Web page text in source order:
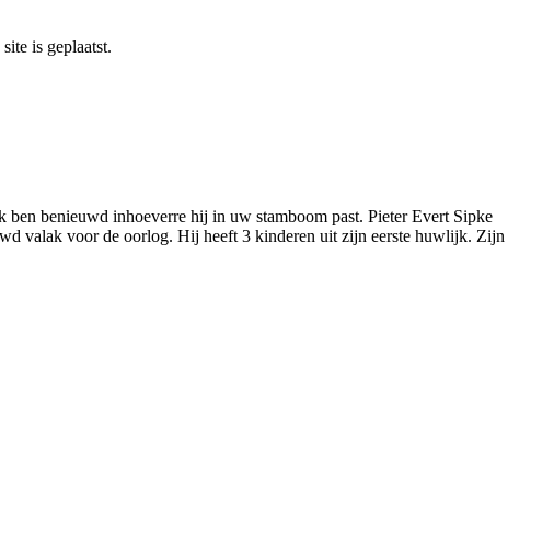
is geplaatst.
ben benieuwd inhoeverre hij in uw stamboom past. Pieter Evert Sipke
valak voor de oorlog. Hij heeft 3 kinderen uit zijn eerste huwlijk. Zijn